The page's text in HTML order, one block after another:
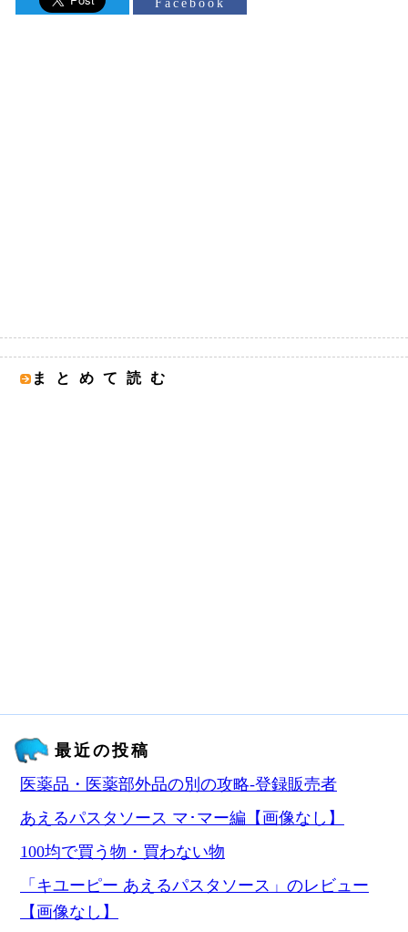
Facebook
まとめて読む
最近の投稿
医薬品・医薬部外品の別の攻略‐登録販売者
あえるパスタソース マ･マー編【画像なし】
100均で買う物・買わない物
「キユーピー あえるパスタソース」のレビュー
【画像なし】